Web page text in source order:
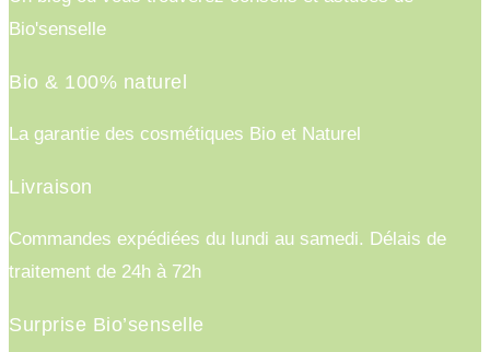
Bio'senselle
Bio & 100% naturel
La garantie des cosmétiques Bio et Naturel
Livraison
Commandes expédiées du lundi au samedi. Délais de
traitement de 24h à 72h
Surprise Bio’senselle